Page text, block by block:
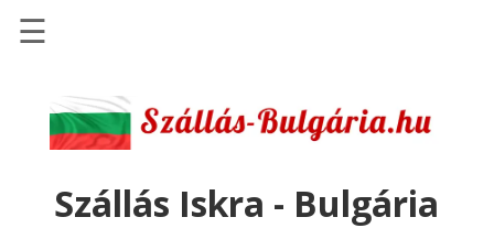
Szállások
☰
Szállás Iskra - Bulgária